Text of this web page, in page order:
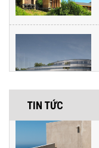
TIN TỨC